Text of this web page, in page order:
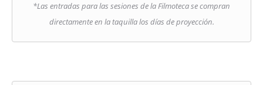
*Las entradas para las sesiones de la Filmoteca se compran
directamente en la taquilla los días de proyección.